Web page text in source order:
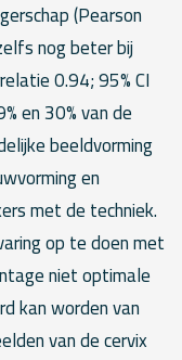
(Pearson
nog beter bij
0.94; 95% CI
en 30% van de
beeldvorming
en
met de techniek.
op te doen met
niet optimale
kan worden van
van de cervix